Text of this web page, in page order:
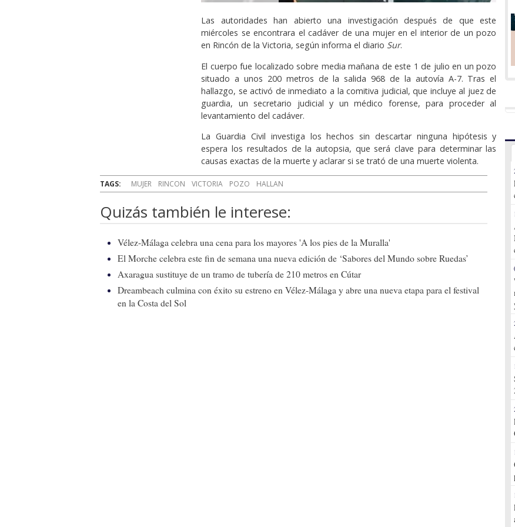
Las autoridades han abierto una investigación después de que este
miércoles se encontrara el cadáver de una mujer en el interior de un pozo
en Rincón de la Victoria, según informa el diario Sur.
El cuerpo fue localizado sobre media mañana de este 1 de julio en un pozo
situado a unos 200 metros de la salida 968 de la autovía A-7. Tras el
hallazgo, se activó de inmediato a la comitiva judicial, que incluye al juez de
guardia, un secretario judicial y un médico forense, para proceder al
levantamiento del cadáver.
La Guardia Civil investiga los hechos sin descartar ninguna hipótesis y
espera los resultados de la autopsia, que será clave para determinar las
causas exactas de la muerte y aclarar si se trató de una muerte violenta.
TAGS: MUJER RINCON VICTORIA POZO HALLAN
Quizás también le interese:
Vélez-Málaga celebra una cena para los mayores 'A los pies de la Muralla'
El Morche celebra este fin de semana una nueva edición de ‘Sabores del Mundo sobre Ruedas’
Axaragua sustituye de un tramo de tubería de 210 metros en Cútar
Dreambeach culmina con éxito su estreno en Vélez-Málaga y abre una nueva etapa para el festival
en la Costa del Sol